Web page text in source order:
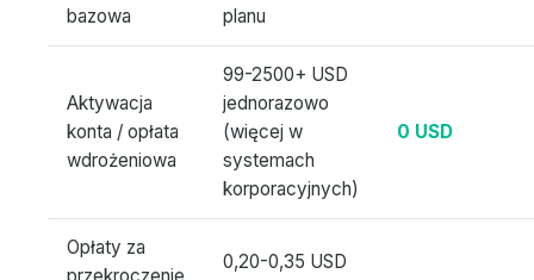
bazowa
planu
Aktywacja
konta / opłata
wdrożeniowa
99-2500+ USD
jednorazowo
(więcej w
systemach
korporacyjnych)
0 USD
Opłaty za
0,20-0,35 USD